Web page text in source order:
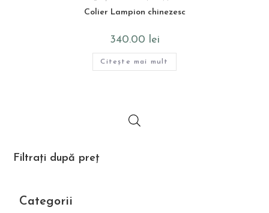
Colier Lampion chinezesc
340.00 lei
Citește mai mult
Filtrați după preț
Categorii